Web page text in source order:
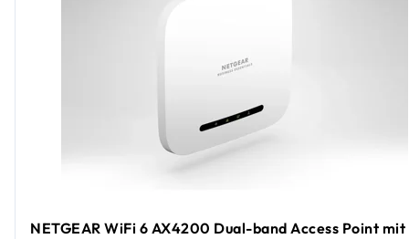
NETGEAR WiFi 6 AX4200 Dual-band Access Point mit